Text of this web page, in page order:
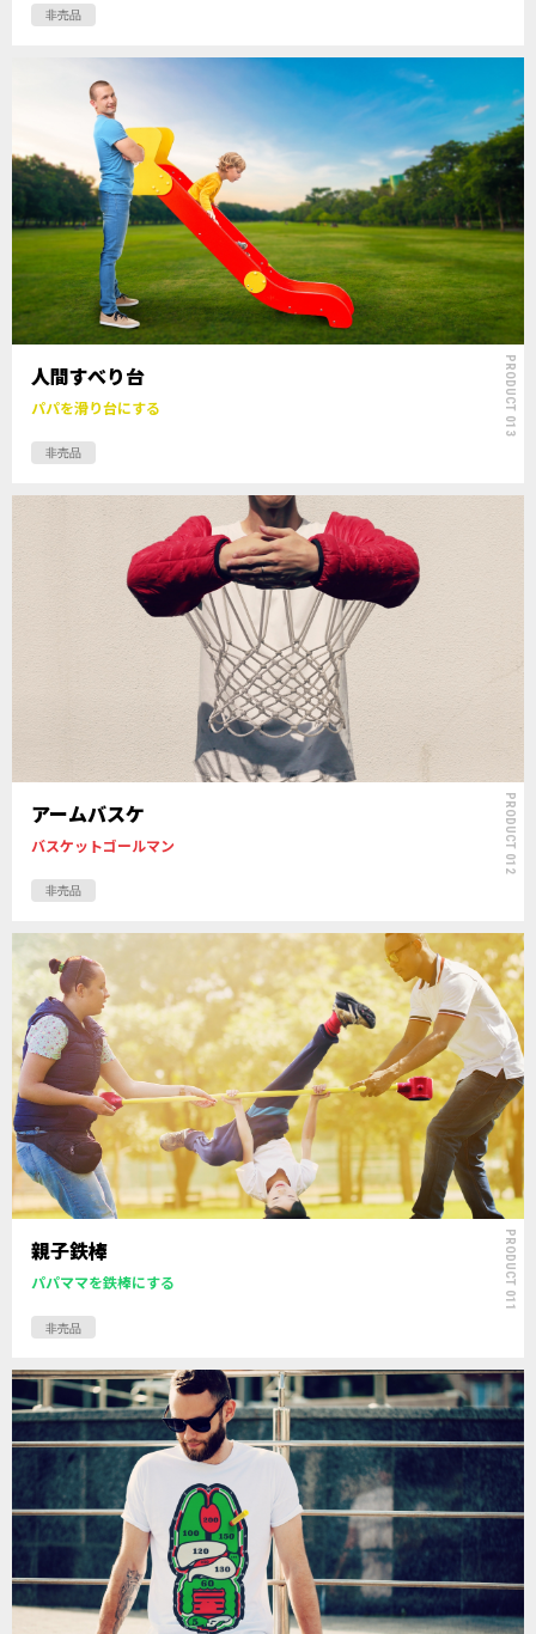
非売品
PRODUCT 013
人間すべり台
パパを滑り台にする
非売品
PRODUCT 012
アームバスケ
バスケットゴールマン
非売品
PRODUCT 011
親子鉄棒
パパママを鉄棒にする
非売品